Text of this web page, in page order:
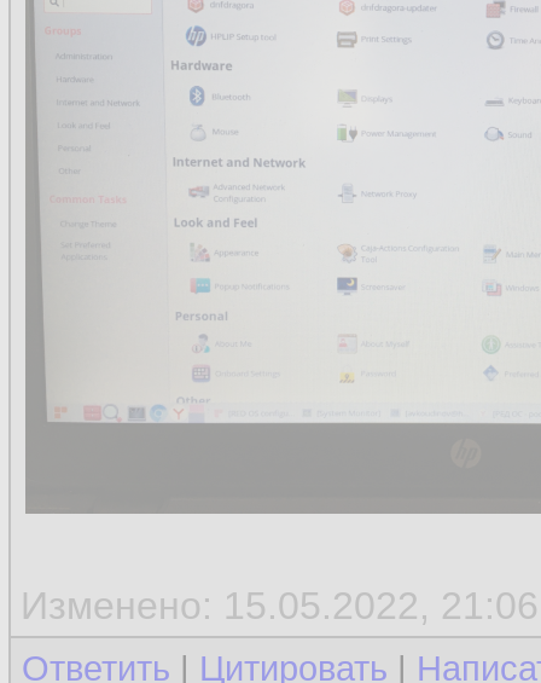
Изменено: 15.05.2022,
Ответить | Цитировать |